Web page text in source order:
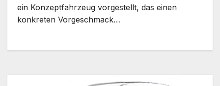
ein Konzeptfahrzeug vorgestellt, das einen
konkreten Vorgeschmack…